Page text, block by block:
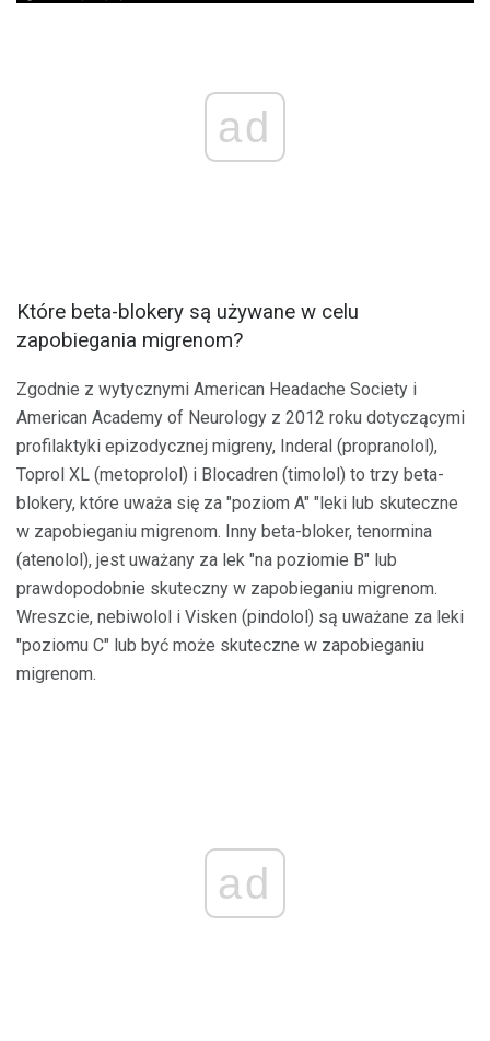
ad
Które beta-blokery są używane w celu
zapobiegania migrenom?
Zgodnie z wytycznymi American Headache Society i
American Academy of Neurology z 2012 roku dotyczącymi
profilaktyki epizodycznej migreny, Inderal (propranolol),
Toprol XL (metoprolol) i Blocadren (timolol) to trzy beta-
blokery, które uważa się za "poziom A" "leki lub skuteczne
w zapobieganiu migrenom. Inny beta-bloker, tenormina
(atenolol), jest uważany za lek "na poziomie B" lub
prawdopodobnie skuteczny w zapobieganiu migrenom.
Wreszcie, nebiwolol i Visken (pindolol) są uważane za leki
"poziomu C" lub być może skuteczne w zapobieganiu
migrenom.
ad